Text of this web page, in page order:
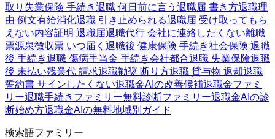
取り 失業保険 手続き退職 何日前に言う 退職届 書き方退職理
由 例文有給消化退職 引き止められる退職届 受け取ってもら
えない内容証明 退職届退職代行 会社に連絡したくない離職
票源泉徴収票 いつ届く 退職後 健康保険 手続き社会保険 退職
後 手続き退職 傷病手当金 手続き会社都合退職 失業保険退職
後 未払い残業代 請求退職勧奨 断り方退職 貸与物 返却退職
誓約書 サインしたくない退職金AIの改善候補退職金ファミ
リー退職手続きファミリー無料診断ファミリー退職金AIの診
断始め方退職金AIの無料地域別ガイド
検索語ファミリー